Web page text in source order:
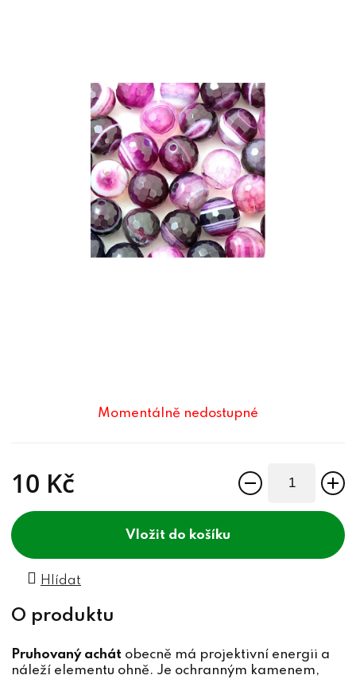
Momentálně nedostupné
10 Kč
do košíku
Hlídat
Pruhovaný achát obecně má projektivní energii a
náleží elementu ohně. Je ochranným kamenem,